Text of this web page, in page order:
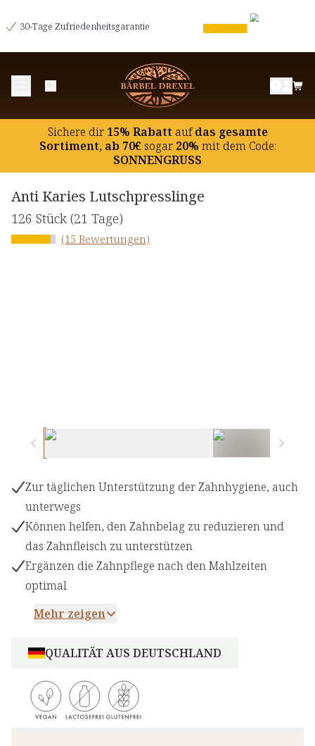
30-Tage Zufriedenheitsgarantie
Sichere dir15% Rabatt aufdas gesamte
Sortiment, ab 70€ sogar20% mit dem Code:
SONNENGRUSS
Anti Karies Lutschpresslinge
126 Stück (21 Tage)
(15 Bewertungen)
Zur täglichen Unterstützung der Zahnhygiene, auch
unterwegs
Können helfen, den Zahnbelag zu reduzieren und
das Zahnfleisch zu unterstützen
Ergänzen die Zahnpflege nach den Mahlzeiten
optimal
Mehr zeigen
QUALITÄT AUS DEUTSCHLAND